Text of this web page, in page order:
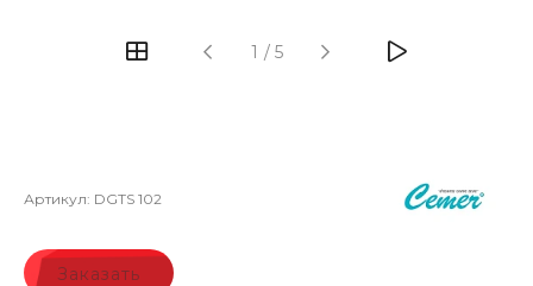
1 / 5
Артикул: DGTS 102
Заказать